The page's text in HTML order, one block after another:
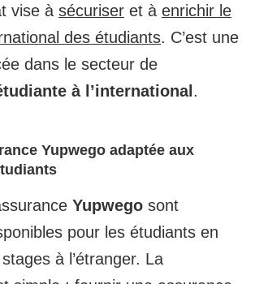
vise à sécuriser et à enrichir le
des étudiants. C’est une
dans le secteur de
à l’international.
Yupwego adaptée aux
Yupwego sont
pour les étudiants en
à l’étranger. La